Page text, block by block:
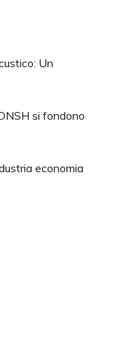
Un
si fondono
economia